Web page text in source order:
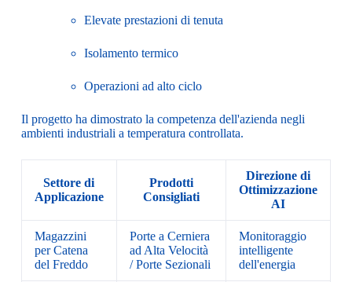
Elevate prestazioni di tenuta
Isolamento termico
Operazioni ad alto ciclo
Il progetto ha dimostrato la competenza dell'azienda negli
ambienti industriali a temperatura controllata.
Settore di
Applicazione
Prodotti
Consigliati
Direzione di
Ottimizzazione
AI
Magazzini
per Catena
del Freddo
Porte a Cerniera
ad Alta Velocità
/ Porte Sezionali
Monitoraggio
intelligente
dell'energia